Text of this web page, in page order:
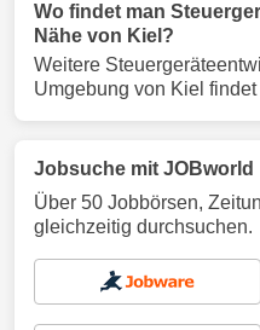
Wo findet man
Nähe von Kiel?
Weitere
Umgebung von Kiel findet
Jobsuche mit JOBworld
Über 50 Jobbörsen,
gleichzeitig durchsuchen.